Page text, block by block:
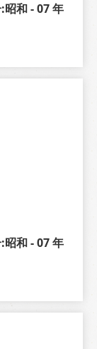
和 - 07 年
和 - 07 年